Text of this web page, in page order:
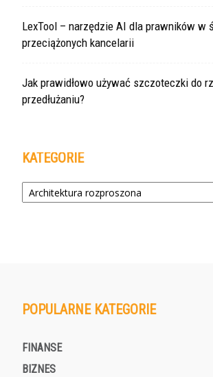
LexTool – narzędzie AI dla prawników w
przeciążonych kancelarii
Jak prawidłowo używać szczoteczki do
przedłużaniu?
KATEGORIE
Kategorie
POPULARNE KATEGORIE
FINANSE
BIZNES